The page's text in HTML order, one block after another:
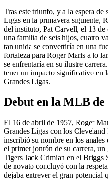
Tras este triunfo, y a la espera de
Ligas en la primavera siguiente,
del instituto, Pat Carvell, el 13 de
una familia de seis hijos, cuatro
tan unida se convertiría en una
fortaleza para Roger Maris a lo
se enfrentaría en su ilustre
tener un impacto significativo en
Grandes Ligas.
Debut en la MLB
El 16 de abril de 1957, Roger
Grandes Ligas con los Cleveland
inscribió su nombre en los
el primer jonrón de su carrera,
Tigers Jack Crimian en el Briggs
de novato concluyó con la
dejaba entrever el gran potencial